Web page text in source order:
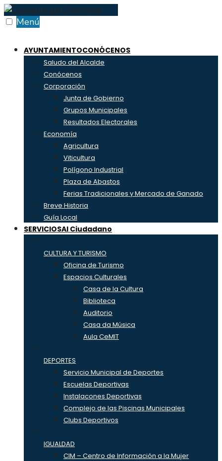
Skip
to Menú
AYUNTAMIENTOCONÓCENOS
Saludo del Alcalde
Conócenos
Corporación
Junta de Gobierno
Grupos Municipales
Resultados Electorales
Economía
Agricultura
Viticultura
Polígono Industrial
Plaza de Abastos
Ferias Tradicionales y Mercado de Ganado
Breve Historia
Guía Local
SERVICIOSAl Ciudadano
CULTURA Y TURISMO
Oficina de Turismo
Espacios Culturales
Casa de la Cultura
Biblioteca
Auditorio
Casa da Música
Aula CeMIT
DEPORTES
Servicio Municipal de Deportes
Escuelas Deportivas
Instalacones Deportivas
Complejo de las Piscinas Municipales
Clubs Deportivos
IGUALDAD
CIM – Centro de Información a la Mujer